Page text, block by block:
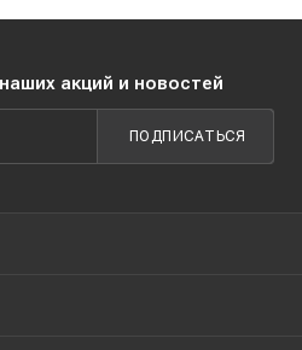
акций и новостей
ПОДПИСАТЬСЯ